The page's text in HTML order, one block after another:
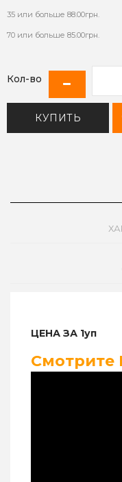
35 или больше 88.00грн.
70 или больше 85.00грн.
Кол-во
КУПИТЬ
ЦЕНА ЗА 1уп
Смотрите